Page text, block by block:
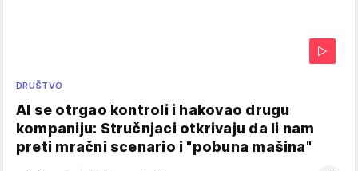
DRUŠTVO
AI se otrgao kontroli i hakovao drugu
kompaniju: Stručnjaci otkrivaju da li nam
preti mračni scenario i "pobuna mašina"